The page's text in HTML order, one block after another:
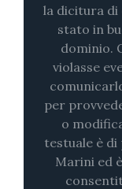
la dicitura
stato in
dominio.
violasse
per
o
testuale è
Marini ed